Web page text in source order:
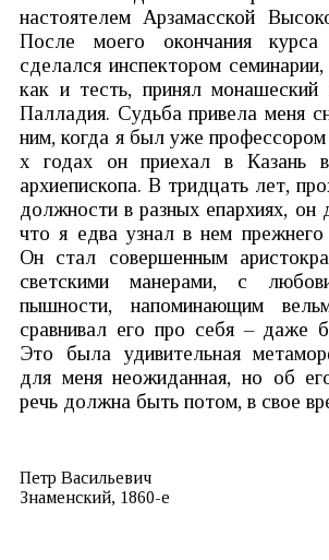
настоятелем Арзамасской
После моего окончания
сделался инспектором
как и тесть, принял монашеский
Палладия. Судьба привела меня
ним, когда я был уже
х годах он приехал в Казань в
архиепископа. В тридцать лет,
должности в разных епархиях, он
что я едва узнал в нем
Он стал совершенным
светскими манерами, с
пышности, напоминающим
сравнивал его про себя – даже
Это была удивительная
для меня неожиданная, но об
речь должна быть потом, в свое
Петр Васильевич
Знаменский, 1860-е